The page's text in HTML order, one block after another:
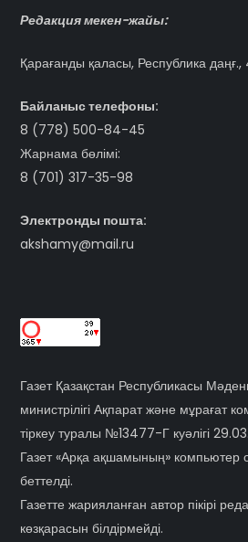
Редакция мекен-жайы:
Қарағанды қаласы, Республика
Байланыс телефоны:
8 (778) 500-84-45
Жарнама бөлімі:
8 (701) 317-35-98
Электронды пошта:
akshamy@mail.ru
Газет Қазақстан Республикасы
министрілігі Ақпарат және мұрағат
тіркеу туралы №13477-Г куәлігі
Газет «Арқа ақшамының» компьютер
беттелді.
Газетте жарияланған автор пікірі
көзқарасын білдірмейді.